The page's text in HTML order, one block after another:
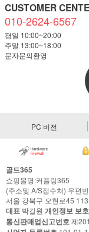
CUSTOMER
010-2624-6567
평일 10:00~20:00
주말 13:00~18:00
문자문의환영
PC 버전
골드365
쇼핑몰명:커플링365
(주소및 A/S접수처) 우편
서울 강북구 오현로45
대표 박길원 개인정보 보
통신판매업신고번호제